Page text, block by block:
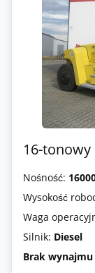
16-tonowy
Nośność:
Wysokość
Waga
Silnik: Diesel
Brak